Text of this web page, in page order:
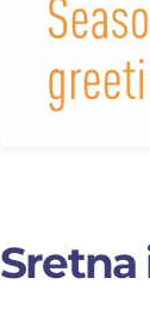
Sretna